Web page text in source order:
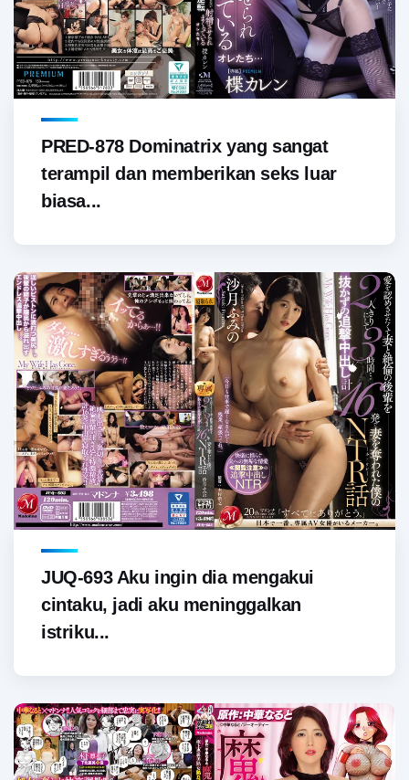
PRED-878 Dominatrix yang sangat
terampil dan memberikan seks luar
biasa...
JUQ-693 Aku ingin dia mengakui
cintaku, jadi aku meninggalkan
istriku...